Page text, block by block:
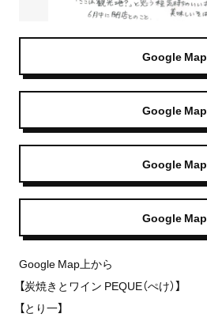
Google Map
Google Map
Google Map
Google Map
Google Map上から
【炭焼きとワイン PEQUE（ぺけ）】
【とり一】